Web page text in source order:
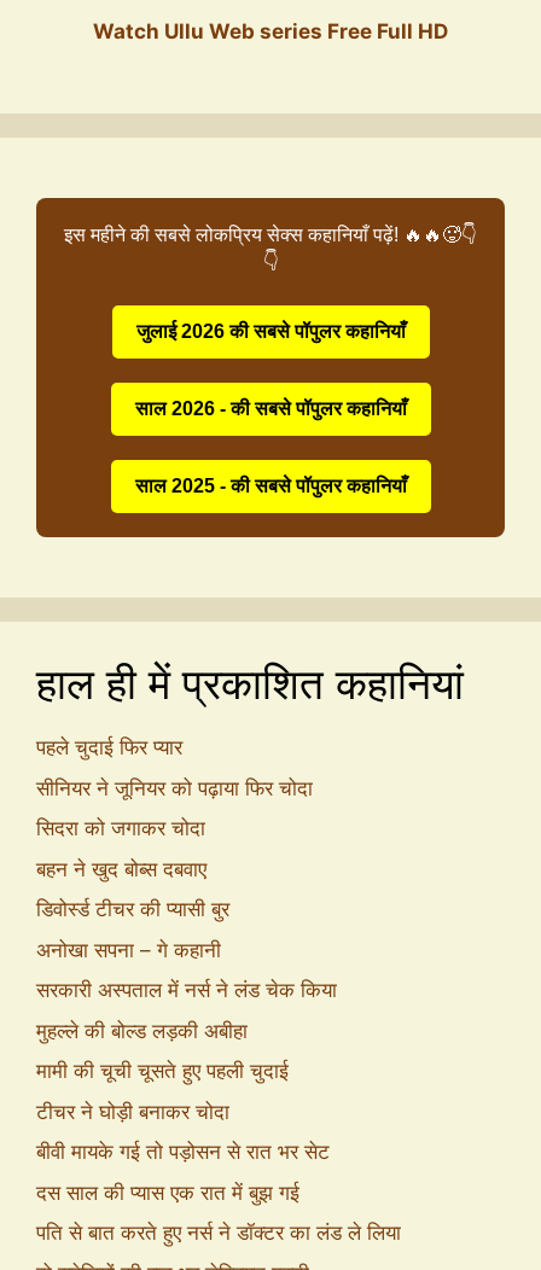
Watch Ullu Web series Free Full HD
इस महीने की सबसे लोकप्रिय सेक्स कहानियाँ पढ़ें! 🔥🔥🥵👇
👇
जुलाई 2026 की सबसे पॉपुलर कहानियाँ
साल 2026 - की सबसे पॉपुलर कहानियाँ
साल 2025 - की सबसे पॉपुलर कहानियाँ
हाल ही में प्रकाशित कहानियां
पहले चुदाई फिर प्यार
सीनियर ने जूनियर को पढ़ाया फिर चोदा
सिदरा को जगाकर चोदा
बहन ने खुद बोब्स दबवाए
डिवोर्स्ड टीचर की प्यासी बुर
अनोखा सपना – गे कहानी
सरकारी अस्पताल में नर्स ने लंड चेक किया
मुहल्ले की बोल्ड लड़की अबीहा
मामी की चूची चूसते हुए पहली चुदाई
टीचर ने घोड़ी बनाकर चोदा
बीवी मायके गई तो पड़ोसन से रात भर सेट
दस साल की प्यास एक रात में बुझ गई
पति से बात करते हुए नर्स ने डॉक्टर का लंड ले लिया